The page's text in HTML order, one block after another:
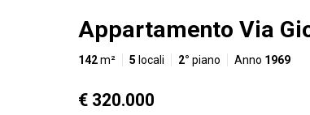
Appartamento Via
142m² 5 locali 2° piano Anno 1969
€ 320.000